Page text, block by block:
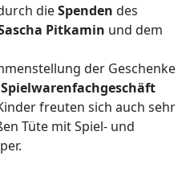
dieSpenden des
Pitkamin und dem
der Geschenke
Spielwarenfachgeschäft
freuten sich auch sehr
Tüte mit Spiel- und